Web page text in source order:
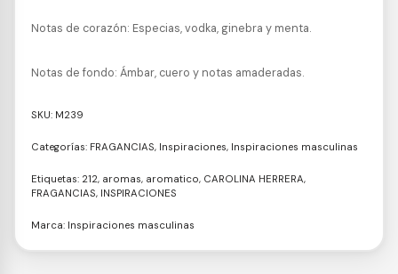
Notas de corazón: Especias, vodka, ginebra y menta.
Notas de fondo: Ámbar, cuero y notas amaderadas.
SKU: M239
Categorías: FRAGANCIAS, Inspiraciones, Inspiraciones masculinas
Etiquetas: 212, aromas, aromatico, CAROLINA HERRERA,
FRAGANCIAS, INSPIRACIONES
Marca: Inspiraciones masculinas